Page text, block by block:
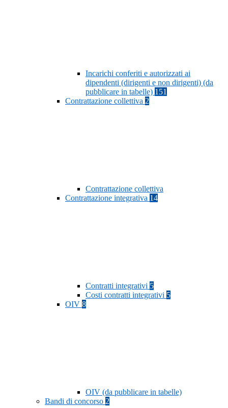
Incarichi conferiti e autorizzati ai
dipendenti (dirigenti e non dirigenti) (da
pubblicare in tabelle) 151
Contrattazione collettiva 2
Contrattazione collettiva
Contrattazione integrativa 14
Contratti integrativi 5
Costi contratti integrativi 5
OIV 8
OIV (da pubblicare in tabelle)
Bandi di concorso 2